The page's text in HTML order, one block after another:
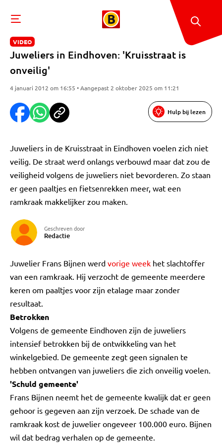
VIDEO
Juweliers in Eindhoven: 'Kruisstraat is
onveilig'
4 januari 2012 om 16:55 • Aangepast 2 oktober 2025 om 11:21
Hulp bij lezen
Juweliers in de Kruisstraat in Eindhoven voelen zich niet
veilig. De straat werd onlangs verbouwd maar dat zou de
veiligheid volgens de juweliers niet bevorderen. Zo staan
er geen paaltjes en fietsenrekken meer, wat een
ramkraak makkelijker zou maken.
Geschreven door
Redactie
Juwelier Frans Bijnen werd vorige week het slachtoffer
van een ramkraak. Hij verzocht de gemeente meerdere
keren om paaltjes voor zijn etalage maar zonder
resultaat.
Betrokken
Volgens de gemeente Eindhoven zijn de juweliers
intensief betrokken bij de ontwikkeling van het
winkelgebied. De gemeente zegt geen signalen te
hebben ontvangen van juweliers die zich onveilig voelen.
'Schuld gemeente'
Frans Bijnen neemt het de gemeente kwalijk dat er geen
gehoor is gegeven aan zijn verzoek. De schade van de
ramkraak kost de juwelier ongeveer 100.000 euro. Bijnen
wil dat bedrag verhalen op de gemeente.